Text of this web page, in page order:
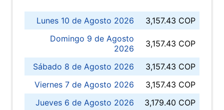
Lunes 10 de Agosto 2026
3,157.43 COP
Domingo 9 de Agosto
2026
3,157.43 COP
Sábado 8 de Agosto 2026
3,157.43 COP
Viernes 7 de Agosto 2026
3,157.43 COP
Jueves 6 de Agosto 2026
3,179.40 COP